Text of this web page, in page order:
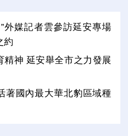
外媒記者雲參訪延安專場
約
精神 延安舉全市之力發展
著國內最大華北豹區域種